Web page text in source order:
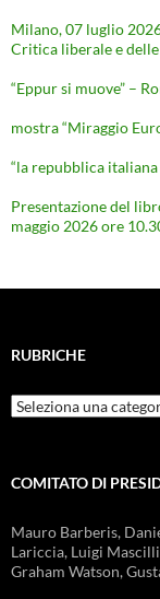
Milano, 07 luglio
Critica liberale e
“Eppur si muove” –
mostra “Miraggio
“la repubblica
Presentazione del
maggio 2026 ore
RUBRICHE
Rubriche
COMITATO DI
Mauro Barberis,
Lariccia, Luigi
Graham Watson,